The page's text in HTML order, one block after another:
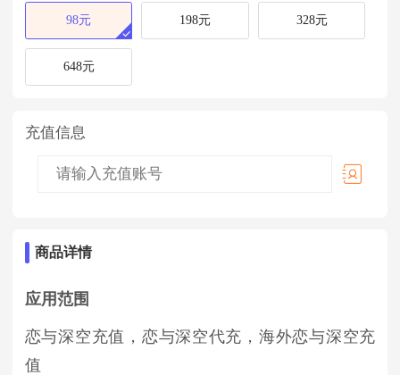
98元 198元 328元
648元
充值信息
商品详情
应用范围
恋与深空充值，恋与深空代充，海外恋与深空充
值